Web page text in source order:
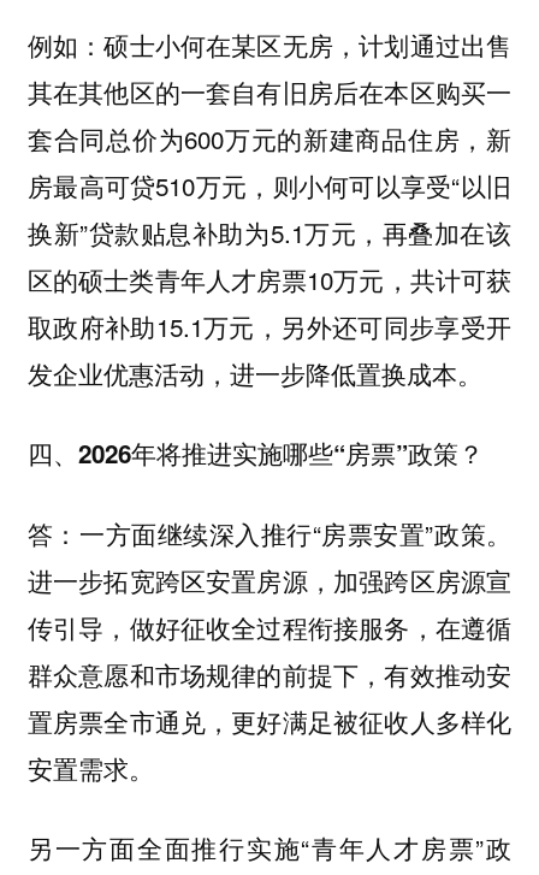
例如：硕士小何在某区无房，计划通过出售
其在其他区的一套自有旧房后在本区购买一
套合同总价为600万元的新建商品住房，新
房最高可贷510万元，则小何可以享受“以旧
换新”贷款贴息补助为5.1万元，再叠加在该
区的硕士类青年人才房票10万元，共计可获
取政府补助15.1万元，另外还可同步享受开
发企业优惠活动，进一步降低置换成本。
四、2026年将推进实施哪些“房票”政策？
答： 一方面继续深入推行“房票安置”政策。
进一步拓宽跨区安置房源，加强跨区房源宣
传引导，做好征收全过程衔接服务，在遵循
群众意愿和市场规律的前提下，有效推动安
置房票全市通兑，更好满足被征收人多样化
安置需求。
另一方面全面推行实施“青年人才房票”政